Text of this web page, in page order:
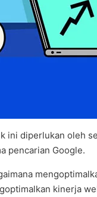
ini diperlukan oleh
pencarian Google.
kinerja